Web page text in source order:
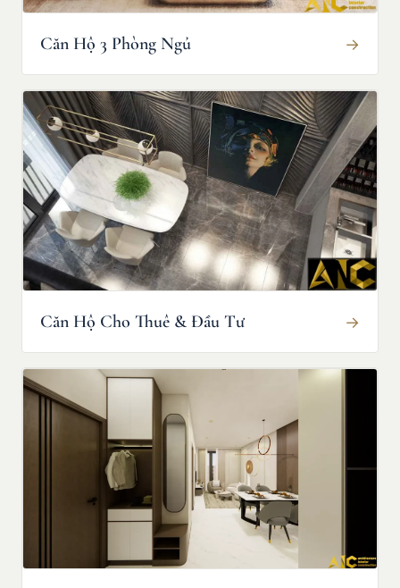
Căn Hộ 3 Phòng Ngủ →
Căn Hộ Cho Thuê & Đầu Tư →